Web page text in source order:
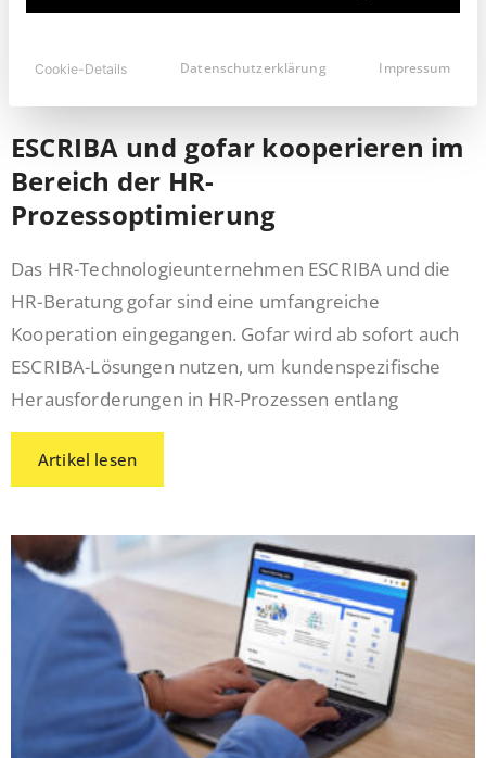
ESCRIBA und gofar kooperieren im
Bereich der HR-
Prozessoptimierung
Das HR-Technologieunternehmen ESCRIBA und die
HR-Beratung gofar sind eine umfangreiche
Kooperation eingegangen. Gofar wird ab sofort auch
ESCRIBA-Lösungen nutzen, um kundenspezifische
Herausforderungen in HR-Prozessen entlang
Artikel lesen
Cookie-Details Datenschutzerklärung Impressum